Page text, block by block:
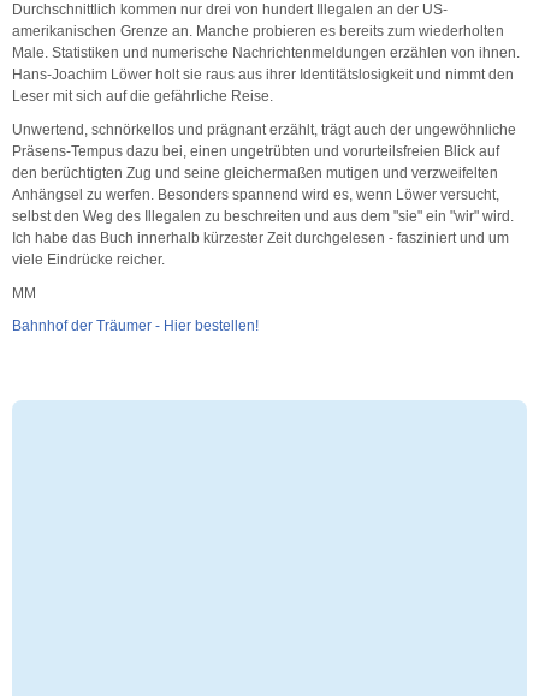
Durchschnittlich kommen nur drei von hundert Illegalen an der US-
amerikanischen Grenze an. Manche probieren es bereits zum wiederholten
Male. Statistiken und numerische Nachrichtenmeldungen erzählen von ihnen.
Hans-Joachim Löwer holt sie raus aus ihrer Identitätslosigkeit und nimmt den
Leser mit sich auf die gefährliche Reise.
Unwertend, schnörkellos und prägnant erzählt, trägt auch der ungewöhnliche
Präsens-Tempus dazu bei, einen ungetrübten und vorurteilsfreien Blick auf
den berüchtigten Zug und seine gleichermaßen mutigen und verzweifelten
Anhängsel zu werfen. Besonders spannend wird es, wenn Löwer versucht,
selbst den Weg des Illegalen zu beschreiten und aus dem "sie" ein "wir" wird.
Ich habe das Buch innerhalb kürzester Zeit durchgelesen - fasziniert und um
viele Eindrücke reicher.
MM
Bahnhof der Träumer - Hier bestellen!